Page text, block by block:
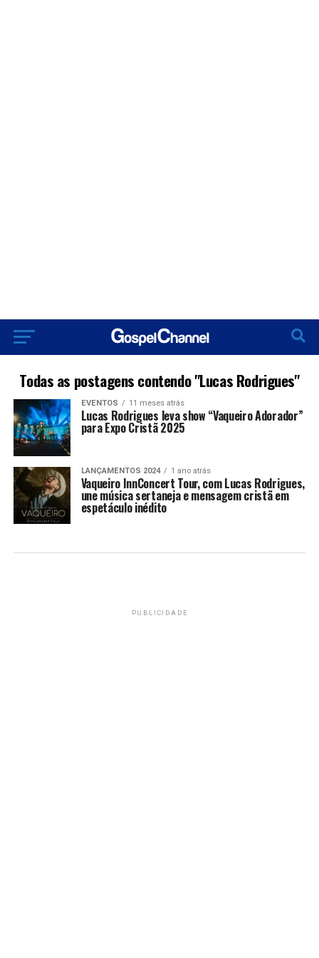
Todas as postagens contendo "Lucas Rodrigues"
EVENTOS 11 meses atrás
Lucas Rodrigues leva show “Vaqueiro Adorador”
para Expo Cristã 2025
LANÇAMENTOS 2024 1 ano atrás
Vaqueiro InnConcert Tour, com Lucas Rodrigues,
une música sertaneja e mensagem cristã em
espetáculo inédito
PUBLICIDADE